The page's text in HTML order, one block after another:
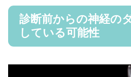
診断前からの神経の
している可能性